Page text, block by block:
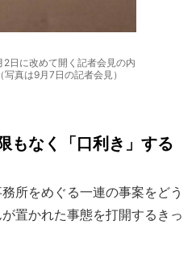
日に改めて開く記者会見の内
真は9月7日の記者会見）
もなく「口利き」する
をめぐる一連の事案をどう
置かれた事態を打開するきっ